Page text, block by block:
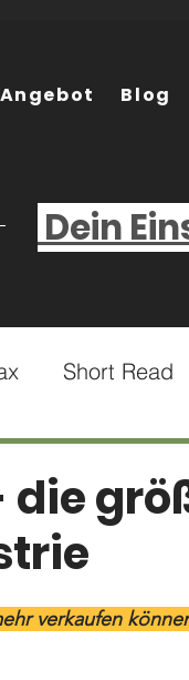
Blog
Dein
Short Read
die
verkaufen